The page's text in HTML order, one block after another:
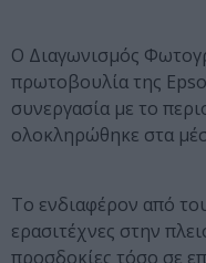
Ο Διαγωνισμός
πρωτοβουλία της
συνεργασία με το
ολοκληρώθηκε στα
Το ενδιαφέρον από
ερασιτέχνες στην
προσδοκίες τόσο σε